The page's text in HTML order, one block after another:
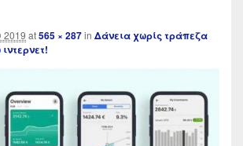
2019 at565 × 287in Δάνεια χωρίς τράπεζα